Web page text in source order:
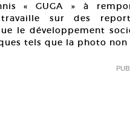
« GUGA » à
sur des
le développement
tels que la photo